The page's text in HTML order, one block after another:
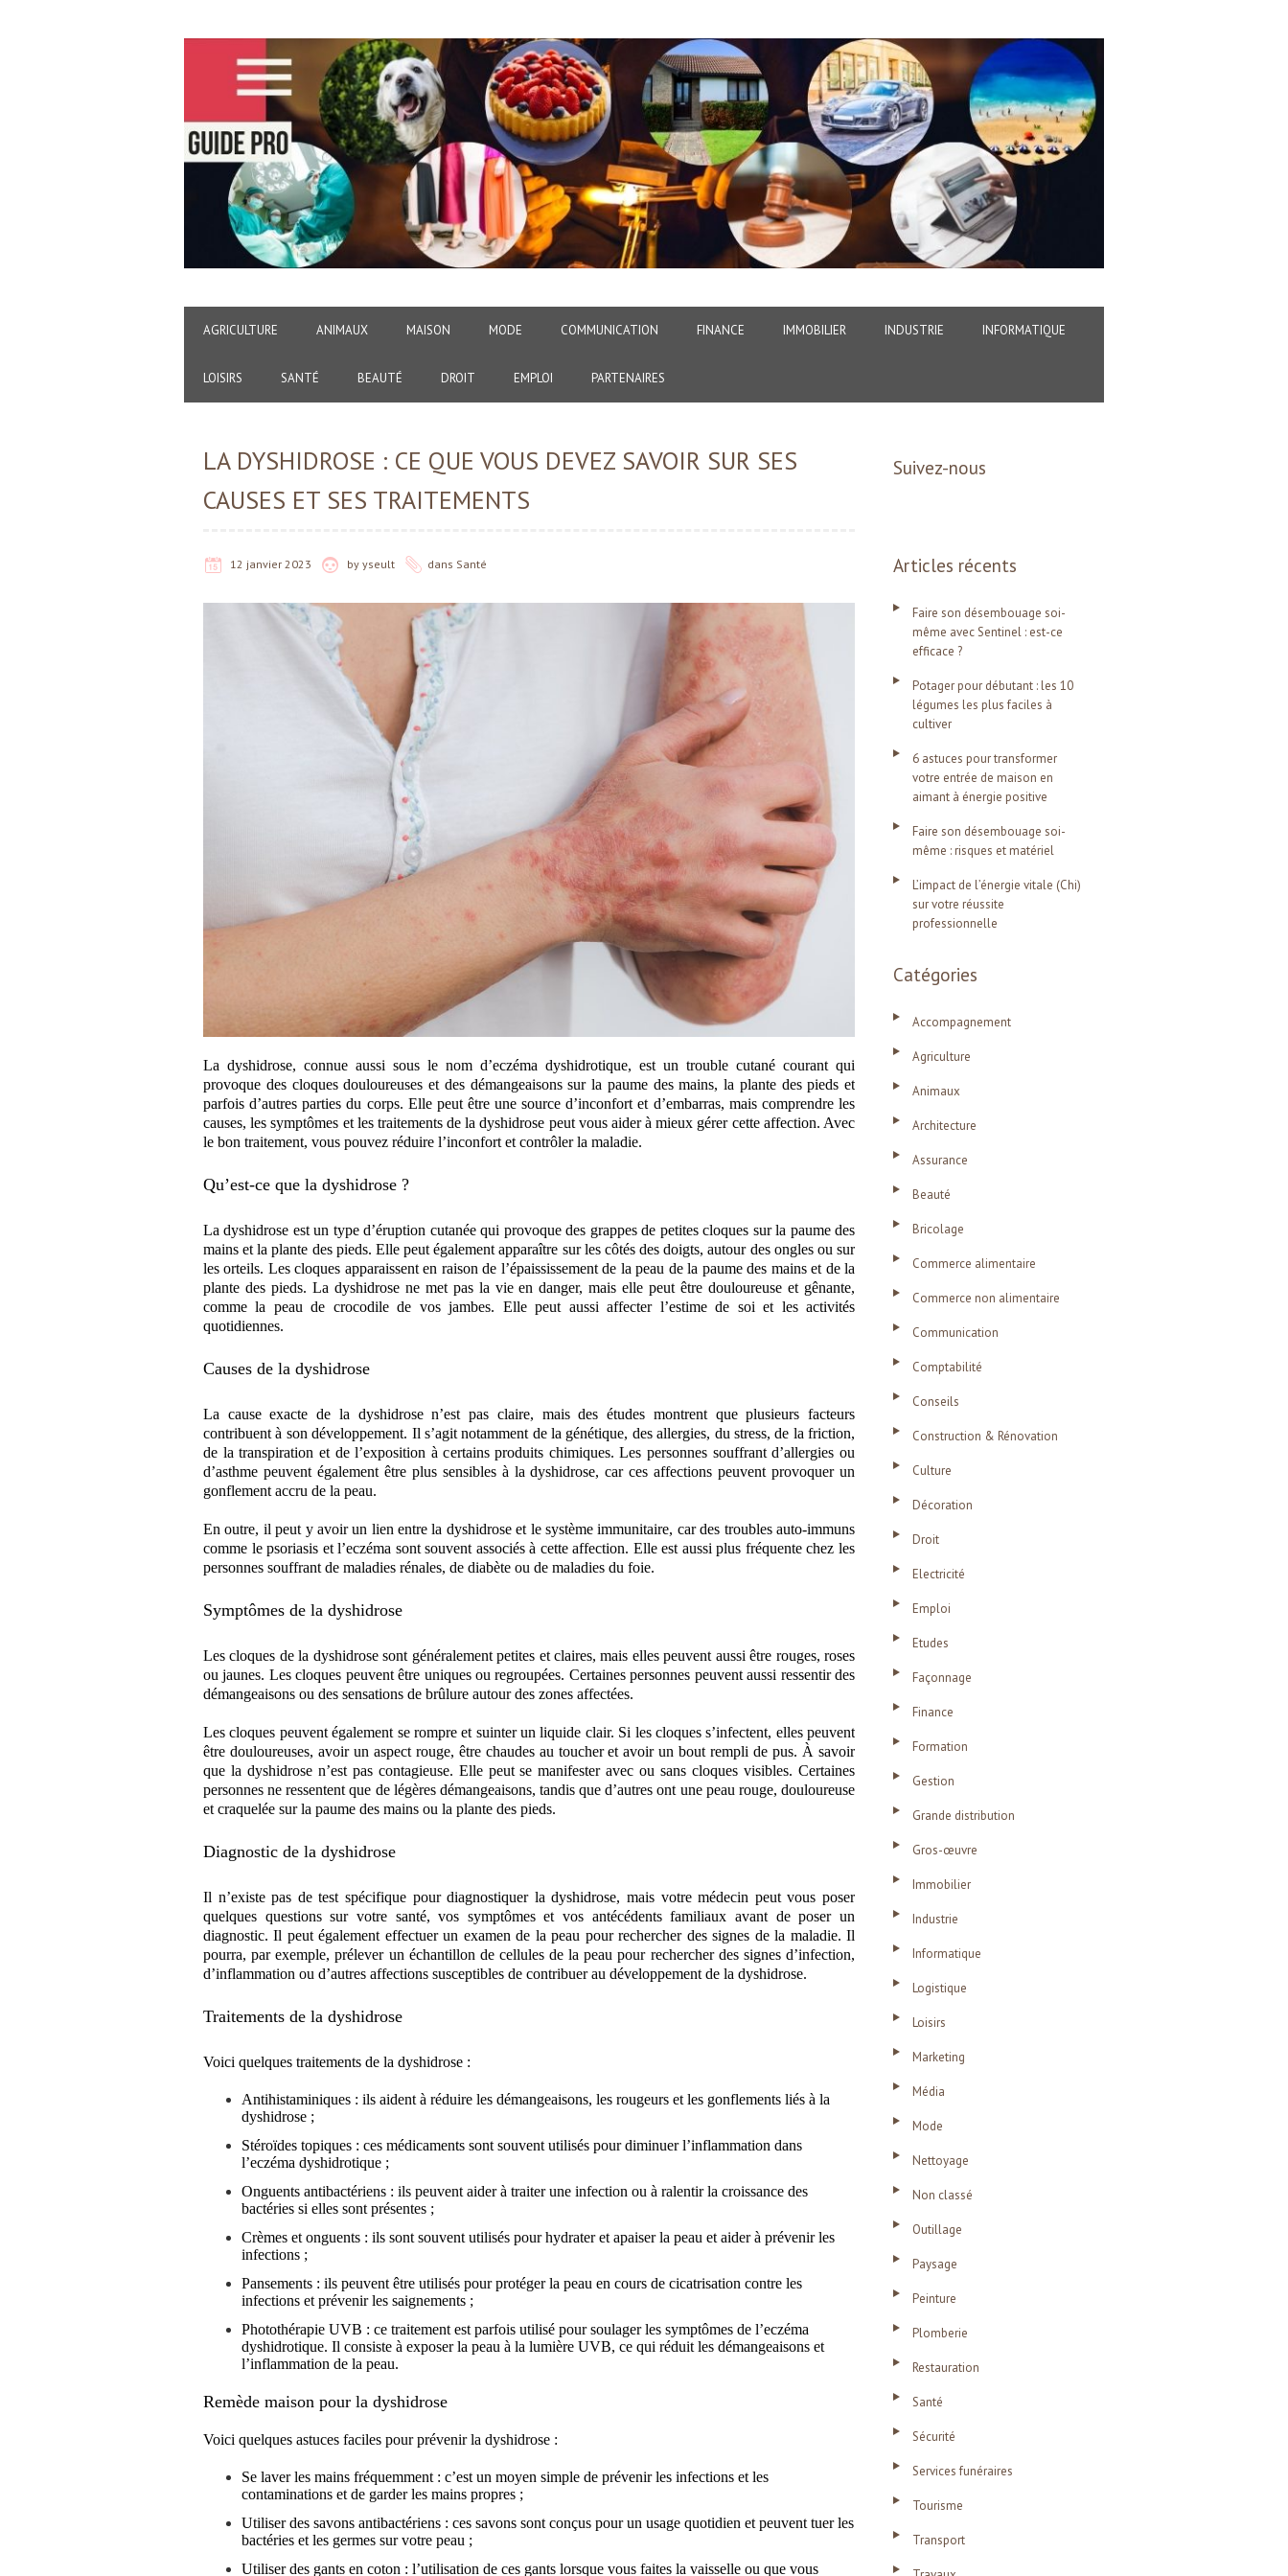
AGRICULTURE ANIMAUX MAISON MODE COMMUNICATION FINANCE IMMOBILIER INDUSTRIE INFORMATIQUE
LOISIRS SANTÉ BEAUTÉ DROIT EMPLOI PARTENAIRES
LA DYSHIDROSE : CE QUE VOUS DEVEZ SAVOIR SUR SES
CAUSES ET SES TRAITEMENTS
12 janvier 2023 by yseult dans Santé
La dyshidrose, connue aussi sous le nom d’eczéma dyshidrotique, est un trouble cutané courant qui
provoque des cloques douloureuses et des démangeaisons sur la paume des mains, la plante des pieds et
parfois d’autres parties du corps. Elle peut être une source d’inconfort et d’embarras, mais comprendre les
causes, les symptômes et les traitements de la dyshidrose peut vous aider à mieux gérer cette affection. Avec
le bon traitement, vous pouvez réduire l’inconfort et contrôler la maladie.
Qu’est-ce que la dyshidrose ?
La dyshidrose est un type d’éruption cutanée qui provoque des grappes de petites cloques sur la paume des
mains et la plante des pieds. Elle peut également apparaître sur les côtés des doigts, autour des ongles ou sur
les orteils. Les cloques apparaissent en raison de l’épaississement de la peau de la paume des mains et de la
plante des pieds. La dyshidrose ne met pas la vie en danger, mais elle peut être douloureuse et gênante,
comme la peau de crocodile de vos jambes. Elle peut aussi affecter l’estime de soi et les activités
quotidiennes.
Causes de la dyshidrose
La cause exacte de la dyshidrose n’est pas claire, mais des études montrent que plusieurs facteurs
contribuent à son développement. Il s’agit notamment de la génétique, des allergies, du stress, de la friction,
de la transpiration et de l’exposition à certains produits chimiques. Les personnes souffrant d’allergies ou
d’asthme peuvent également être plus sensibles à la dyshidrose, car ces affections peuvent provoquer un
gonflement accru de la peau.
En outre, il peut y avoir un lien entre la dyshidrose et le système immunitaire, car des troubles auto-immuns
comme le psoriasis et l’eczéma sont souvent associés à cette affection. Elle est aussi plus fréquente chez les
personnes souffrant de maladies rénales, de diabète ou de maladies du foie.
Symptômes de la dyshidrose
Les cloques de la dyshidrose sont généralement petites et claires, mais elles peuvent aussi être rouges, roses
ou jaunes. Les cloques peuvent être uniques ou regroupées. Certaines personnes peuvent aussi ressentir des
démangeaisons ou des sensations de brûlure autour des zones affectées.
Les cloques peuvent également se rompre et suinter un liquide clair. Si les cloques s’infectent, elles peuvent
être douloureuses, avoir un aspect rouge, être chaudes au toucher et avoir un bout rempli de pus. À savoir
que la dyshidrose n’est pas contagieuse. Elle peut se manifester avec ou sans cloques visibles. Certaines
personnes ne ressentent que de légères démangeaisons, tandis que d’autres ont une peau rouge, douloureuse
et craquelée sur la paume des mains ou la plante des pieds.
Diagnostic de la dyshidrose
Il n’existe pas de test spécifique pour diagnostiquer la dyshidrose, mais votre médecin peut vous poser
quelques questions sur votre santé, vos symptômes et vos antécédents familiaux avant de poser un
diagnostic. Il peut également effectuer un examen de la peau pour rechercher des signes de la maladie. Il
pourra, par exemple, prélever un échantillon de cellules de la peau pour rechercher des signes d’infection,
d’inflammation ou d’autres affections susceptibles de contribuer au développement de la dyshidrose.
Traitements de la dyshidrose
Voici quelques traitements de la dyshidrose :
Antihistaminiques : ils aident à réduire les démangeaisons, les rougeurs et les gonflements liés à la
dyshidrose ;
Stéroïdes topiques : ces médicaments sont souvent utilisés pour diminuer l’inflammation dans
l’eczéma dyshidrotique ;
Onguents antibactériens : ils peuvent aider à traiter une infection ou à ralentir la croissance des
bactéries si elles sont présentes ;
Crèmes et onguents : ils sont souvent utilisés pour hydrater et apaiser la peau et aider à prévenir les
infections ;
Pansements : ils peuvent être utilisés pour protéger la peau en cours de cicatrisation contre les
infections et prévenir les saignements ;
Photothérapie UVB : ce traitement est parfois utilisé pour soulager les symptômes de l’eczéma
dyshidrotique. Il consiste à exposer la peau à la lumière UVB, ce qui réduit les démangeaisons et
l’inflammation de la peau.
Remède maison pour la dyshidrose
Voici quelques astuces faciles pour prévenir la dyshidrose :
Se laver les mains fréquemment : c’est un moyen simple de prévenir les infections et les
contaminations et de garder les mains propres ;
Utiliser des savons antibactériens : ces savons sont conçus pour un usage quotidien et peuvent tuer les
bactéries et les germes sur votre peau ;
Utiliser des gants en coton : l’utilisation de ces gants lorsque vous faites la vaisselle ou que vous
Suivez-nous
Articles récents
Faire son désembouage soi-
même avec Sentinel : est-ce
efficace ?
Potager pour débutant : les 10
légumes les plus faciles à
cultiver
6 astuces pour transformer
votre entrée de maison en
aimant à énergie positive
Faire son désembouage soi-
même : risques et matériel
L’impact de l’énergie vitale (Chi)
sur votre réussite
professionnelle
Catégories
Accompagnement
Agriculture
Animaux
Architecture
Assurance
Beauté
Bricolage
Commerce alimentaire
Commerce non alimentaire
Communication
Comptabilité
Conseils
Construction & Rénovation
Culture
Décoration
Droit
Electricité
Emploi
Etudes
Façonnage
Finance
Formation
Gestion
Grande distribution
Gros-œuvre
Immobilier
Industrie
Informatique
Logistique
Loisirs
Marketing
Média
Mode
Nettoyage
Non classé
Outillage
Paysage
Peinture
Plomberie
Restauration
Santé
Sécurité
Services funéraires
Tourisme
Transport